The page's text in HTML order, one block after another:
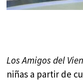
Los Amigos del
niñas a partir de